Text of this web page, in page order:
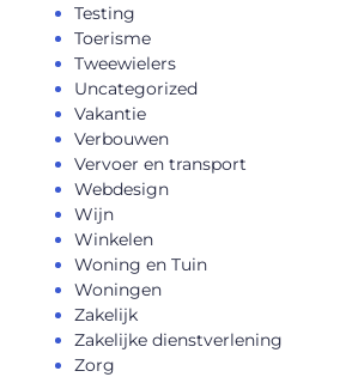
Testing
Toerisme
Tweewielers
Uncategorized
Vakantie
Verbouwen
Vervoer en transport
Webdesign
Wijn
Winkelen
Woning en Tuin
Woningen
Zakelijk
Zakelijke dienstverlening
Zorg